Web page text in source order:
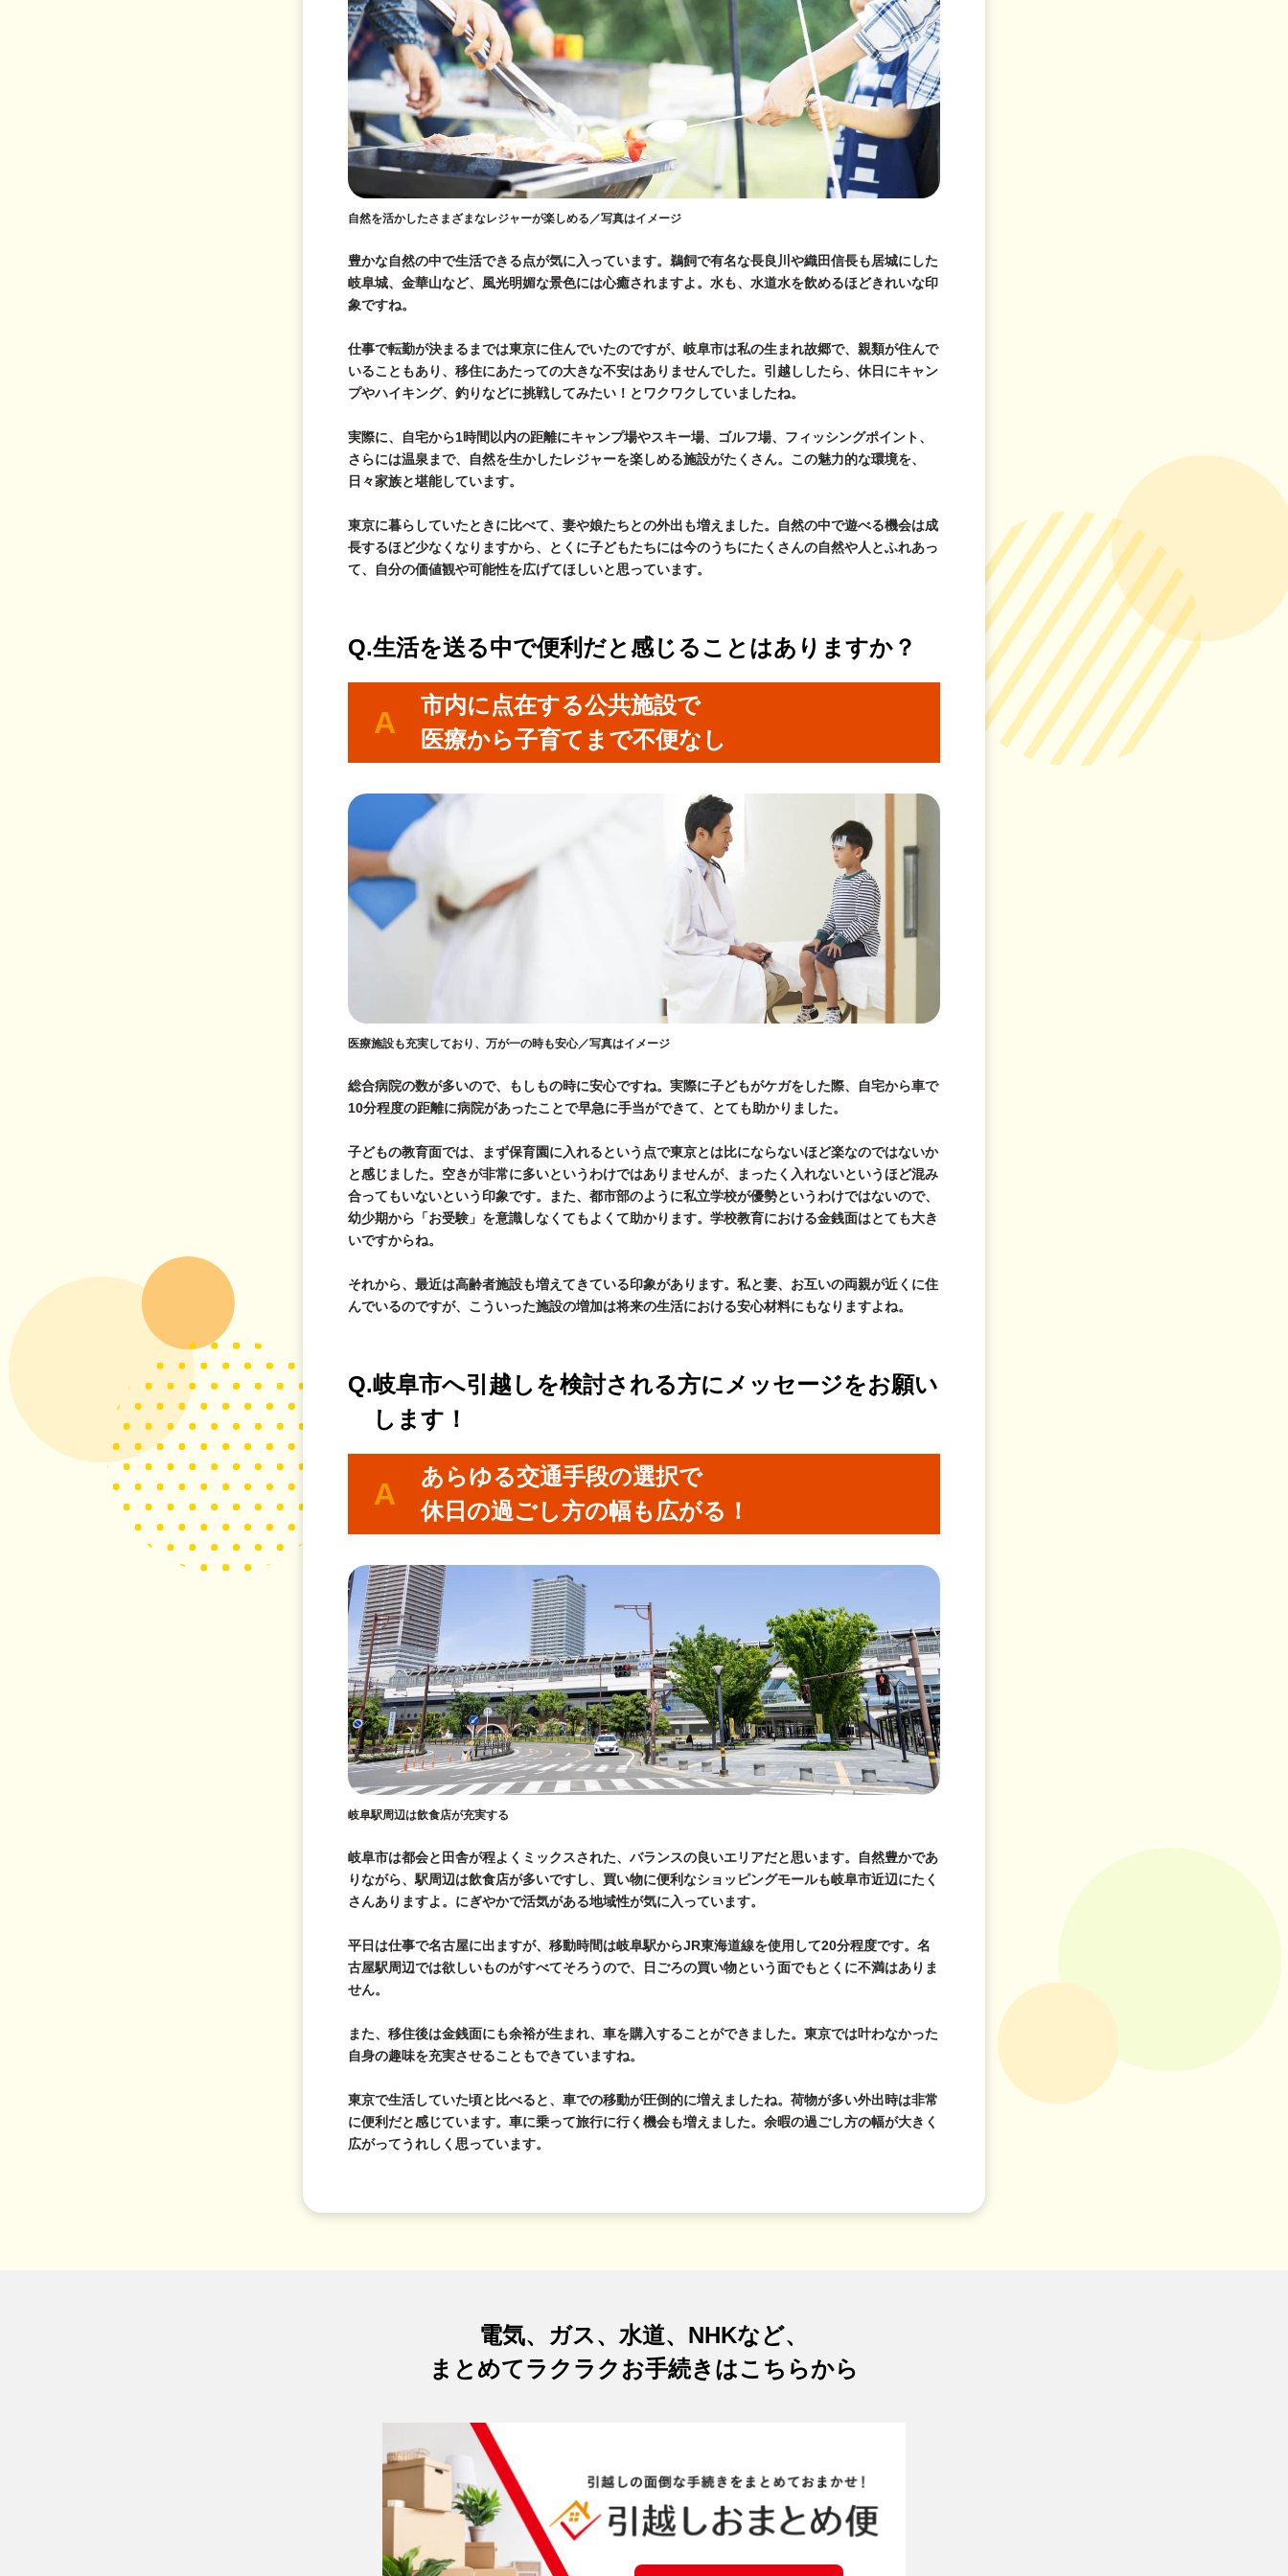
自然を活かしたさまざまなレジャーが楽しめる／写真はイメージ
豊かな自然の中で生活できる点が気に入っています。鵜飼で有名な長良川や織田信長も居城にした
岐阜城、金華山など、風光明媚な景色には心癒されますよ。水も、水道水を飲めるほどきれいな印
象ですね。
仕事で転勤が決まるまでは東京に住んでいたのですが、岐阜市は私の生まれ故郷で、親類が住んで
いることもあり、移住にあたっての大きな不安はありませんでした。引越ししたら、休日にキャン
プやハイキング、釣りなどに挑戦してみたい！とワクワクしていましたね。
実際に、自宅から1時間以内の距離にキャンプ場やスキー場、ゴルフ場、フィッシングポイント、
さらには温泉まで、自然を生かしたレジャーを楽しめる施設がたくさん。この魅力的な環境を、
日々家族と堪能しています。
東京に暮らしていたときに比べて、妻や娘たちとの外出も増えました。自然の中で遊べる機会は成
長するほど少なくなりますから、とくに子どもたちには今のうちにたくさんの自然や人とふれあっ
て、自分の価値観や可能性を広げてほしいと思っています。
Q.生活を送る中で便利だと感じることはありますか？
A
市内に点在する公共施設で
医療から子育てまで不便なし
医療施設も充実しており、万が一の時も安心／写真はイメージ
総合病院の数が多いので、もしもの時に安心ですね。実際に子どもがケガをした際、自宅から車で
10分程度の距離に病院があったことで早急に手当ができて、とても助かりました。
子どもの教育面では、まず保育園に入れるという点で東京とは比にならないほど楽なのではないか
と感じました。空きが非常に多いというわけではありませんが、まったく入れないというほど混み
合ってもいないという印象です。また、都市部のように私立学校が優勢というわけではないので、
幼少期から「お受験」を意識しなくてもよくて助かります。学校教育における金銭面はとても大き
いですからね。
それから、最近は高齢者施設も増えてきている印象があります。私と妻、お互いの両親が近くに住
んでいるのですが、こういった施設の増加は将来の生活における安心材料にもなりますよね。
Q.岐阜市へ引越しを検討される方にメッセージをお願い
します！
A
あらゆる交通手段の選択で
休日の過ごし方の幅も広がる！
岐阜駅周辺は飲食店が充実する
岐阜市は都会と田舎が程よくミックスされた、バランスの良いエリアだと思います。自然豊かであ
りながら、駅周辺は飲食店が多いですし、買い物に便利なショッピングモールも岐阜市近辺にたく
さんありますよ。にぎやかで活気がある地域性が気に入っています。
平日は仕事で名古屋に出ますが、移動時間は岐阜駅からJR東海道線を使用して20分程度です。名
古屋駅周辺では欲しいものがすべてそろうので、日ごろの買い物という面でもとくに不満はありま
せん。
また、移住後は金銭面にも余裕が生まれ、車を購入することができました。東京では叶わなかった
自身の趣味を充実させることもできていますね。
東京で生活していた頃と比べると、車での移動が圧倒的に増えましたね。荷物が多い外出時は非常
に便利だと感じています。車に乗って旅行に行く機会も増えました。余暇の過ごし方の幅が大きく
広がってうれしく思っています。
電気、ガス、水道、NHKなど、
まとめてラクラクお手続きはこちらから